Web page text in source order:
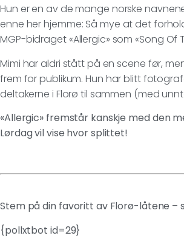
Hun er en av de mange norske
enne her hjemme: Så mye at det
MGP-bidraget «Allergic» som «Song Of
Mimi har aldri stått på en scene før,
frem for publikum. Hun har blitt
deltakerne i Florø til sammen (med
«Allergic» fremstår kanskje med den
Lørdag vil vise hvor splittet!
Stem på din favoritt av Florø-låtene –
{pollxtbot id=29}